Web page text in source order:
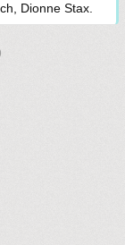
Dionne Stax.